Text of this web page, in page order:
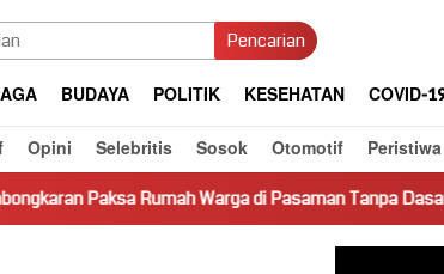
Pencarian
BUDAYA POLITIK KESEHATAN COVID-
Opini Selebritis Sosok Otomotif Peristiwa
Warga di Pasaman Tanpa Dasar Hukum Picu